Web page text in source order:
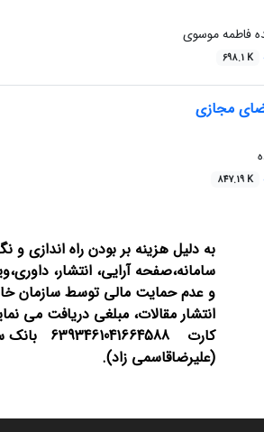
فاطمه موسوی
698.1 K
مجازی
847.19 K
به دلیل هزینه بر بودن راه اندازی و
سامانه،صفحه آرایی، انتشار،
و عدم حمایت مالی توسط سازمان
انتشار مقالات، مبلغی دریافت می
کارت
(علیرضاقاسمی زاد).